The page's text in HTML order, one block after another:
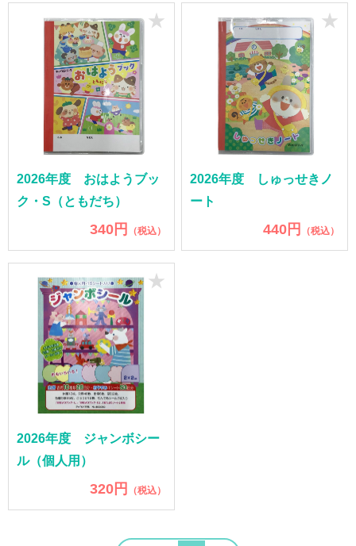
2026年度 おはようブッ
ク・S（ともだち）
340円 （税込）
★
2026年度 しゅっせきノ
ート
440円 （税込）
★
2026年度 ジャンボシー
ル（個人用）
320円 （税込）
★